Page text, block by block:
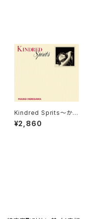
Kindred Sprits〜かけ
がえのないもの〜通常
盤 [CD]
¥2,860